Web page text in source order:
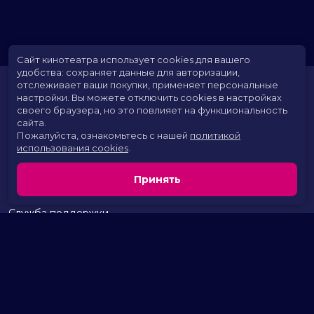
Расписание
Скоро в кино
Территория развлечений
Новости и акции
Служба поддержки
Сайт кинотеатра использует cookies для вашего
удобства: сохраняет данные для авторизации,
отслеживает ваши покупки, применяет персональные
настройки. Вы можете отключить cookies в настройках
своего браузера, но это повлияет на функциональность
сайта.
Пожалуйста, ознакомьтесь с нашей политикой
использования cookies
Принять